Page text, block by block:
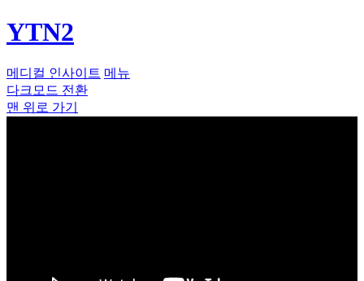
YTN2
메디컬 인사이트 메뉴
다크모드 전환
맨 위로 가기